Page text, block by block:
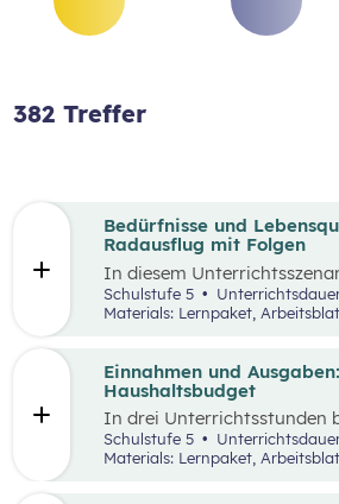
382 Treffer
Einnahmen und
Haushaltsbudget
In drei Unterrichtsstunden
die Schüler:innen mit den
Ausgaben von Haushalten.
Schulstufe 5
Materials: Lernpaket,
Bedürfnisse und
Radausflug mit Folgen
In diesem
eines Kurzvideos und
Fokus auf finanzielle
Bedürfnisse gelegt. Kinder
Entscheidungen. Dabei gilt
Prioritäten, aber auch die
Möglichkeiten zu
man mehr haben, als man
muss aufgrund der
verzichten. Konsum ist
Schulstufe 5
Materials: Lernpaket,